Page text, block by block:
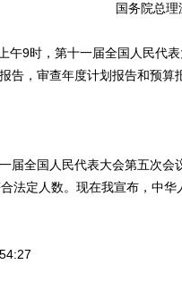
国务院总理
9时，第十一届全国人民代表
告，审查年度计划报告和预算
全国人民代表大会第五次会
法定人数。现在我宣布，中